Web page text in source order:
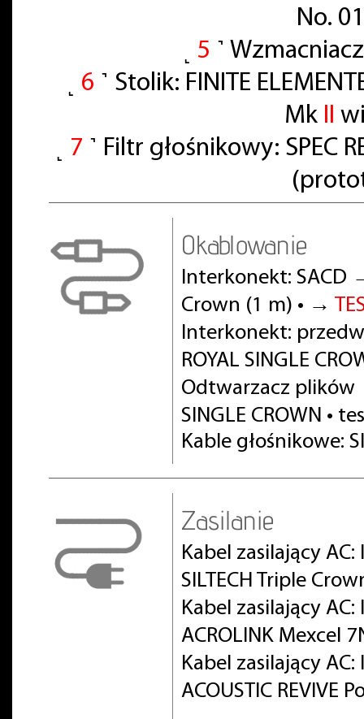
No.
5 ˺
6 ˺ Stolik: FINITE
Mk II
7 ˺ Filtr głośnikowy: SPEC
Okablowanie
Interkonekt: SACD
Crown (1 m) • →
Interkonekt:
ROYAL SINGLE
Odtwarzacz plików
SINGLE CROWN •
Kable głośnikowe:
Zasilanie
Kabel zasilający
SILTECH Triple
Kabel zasilający
ACROLINK Mexcel
Kabel zasilający
ACOUSTIC REVIVE